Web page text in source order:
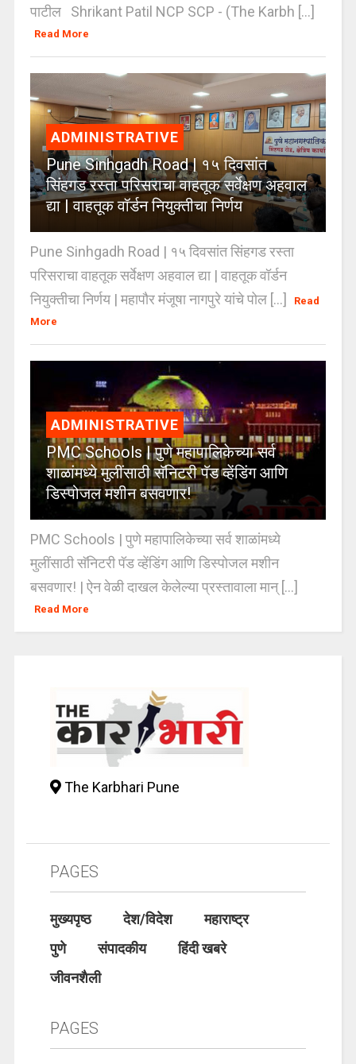
पाटील Shrikant Patil NCP SCP - (The Karbh [...]
Read More
ADMINISTRATIVE
Pune Sinhgadh Road | १५ दिवसांत
सिंहगड रस्ता परिसराचा वाहतूक सर्वेक्षण अहवाल
द्या | वाहतूक वॉर्डन नियुक्तीचा निर्णय
Pune Sinhgadh Road | १५ दिवसांत सिंहगड रस्ता
परिसराचा वाहतूक सर्वेक्षण अहवाल द्या | वाहतूक वॉर्डन
नियुक्तीचा निर्णय | महापौर मंजूषा नागपुरे यांचे पोल [...]
Read
More
ADMINISTRATIVE
PMC Schools | पुणे महापालिकेच्या सर्व
शाळांमध्ये मुलींसाठी सॅनिटरी पॅड व्हेंडिंग आणि
डिस्पोजल मशीन बसवणार!
PMC Schools | पुणे महापालिकेच्या सर्व शाळांमध्ये
मुलींसाठी सॅनिटरी पॅड व्हेंडिंग आणि डिस्पोजल मशीन
बसवणार! | ऐन वेळी दाखल केलेल्या प्रस्तावाला मान् [...]
Read More
The Karbhari Pune
PAGES
मुख्यपृष्ठ देश/विदेश
महाराष्ट्र
पुणे
संपादकीय
हिंदी खबरे
जीवनशैली
PAGES